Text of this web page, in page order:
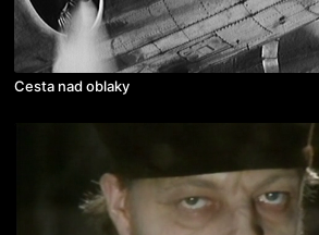
Cesta nad oblaky